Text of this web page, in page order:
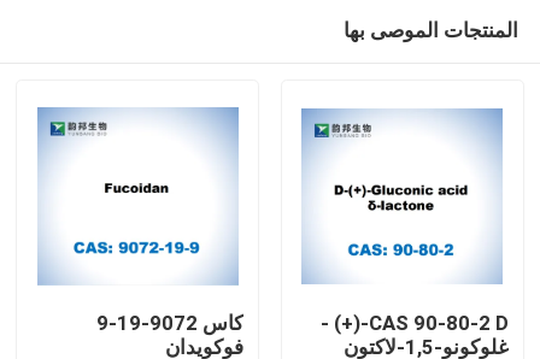
المنتجات الموصى بها
CAS 90-80-2 D-(+) -
غلوكونو-1,5-لاكتون
كاس 9072-19-9
فوكويدان